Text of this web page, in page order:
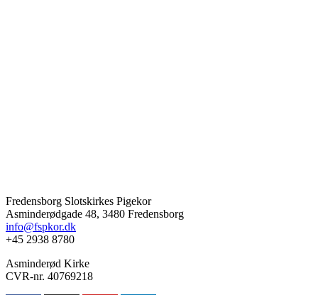
Fredensborg Slotskirkes Pigekor
Asminderødgade 48, 3480 Fredensborg
info@fspkor.dk
+45 2938 8780
Asminderød Kirke
CVR-nr. 40769218